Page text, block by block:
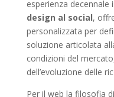
esperienza
design al social,
personalizzata per
soluzione articolata
condizioni del
dell’evoluzione delle
Per il web la filosofia